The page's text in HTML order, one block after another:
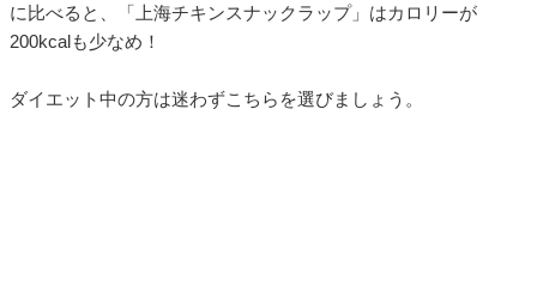
に比べると、「上海チキンスナックラップ」はカロリーが
200kcalも少なめ！
ダイエット中の方は迷わずこちらを選びましょう。